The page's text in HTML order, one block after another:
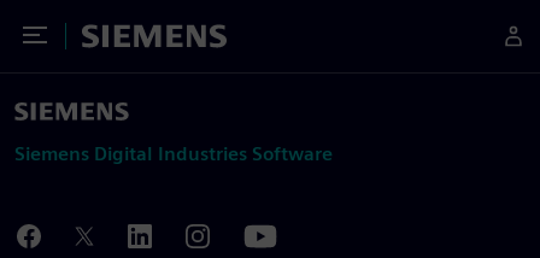
Toggle Menu
Siemens
Siemens Digital Industries Software